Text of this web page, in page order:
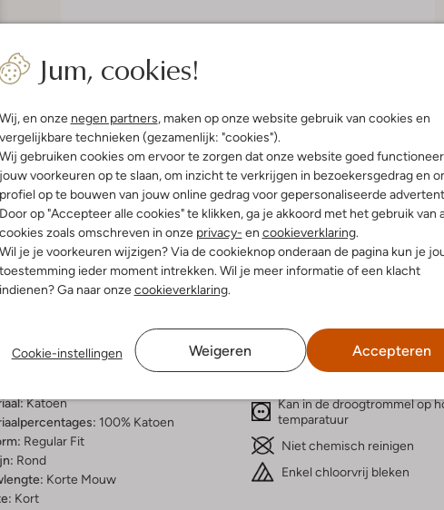
Jum, cookies!
Wij, en onze negen partners, maken op onze website gebruik van cookies en
vergelijkbare technieken (gezamenlijk: "cookies").
Wij gebruiken cookies om ervoor te zorgen dat onze website goed
jouw voorkeuren op te slaan, om inzicht te verkrijgen in bezoekersgedrag en
profiel op te bouwen van jouw online gedrag voor gepersonaliseerde
Door op "Accepteer alle cookies" te klikken, ga je akkoord met het gebruik van
cookies zoals omschreven in onze privacy- en cookieverklaring.
Wil je je voorkeuren wijzigen? Via de cookieknop onderaan de pagina kun je
toestemming ieder moment intrekken. Wil je meer informatie of een klacht
indienen? Ga naar onzecookieverklaring.
Cookie-instellingen Weigeren Accepteren
Bezorgen & retourneren
& Pasvorm
Rood
binnenkant:
Katoen
100% Katoen
Regular Fit
Rond
Korte Mouw
Kort
Beperkt wassen op 30 °C
Kan in de droogtrommel op
temparatuur
Niet chemisch reinigen
Enkel chloorvrij bleken